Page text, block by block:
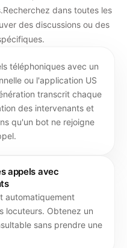
Recherchez dans toutes les
des discussions ou des
téléphoniques avec un
ou l'application US
transcrit chaque
des intervenants et
qu'un bot ne rejoigne
appels avec
automatiquement
locuteurs. Obtenez un
sans prendre une